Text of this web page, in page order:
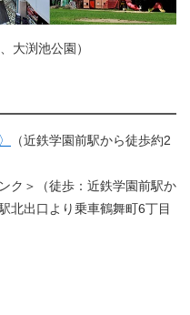
大渕池公園）
（近鉄学園前駅から徒歩約2
ク＞
（徒歩：近鉄学園前駅か
北出口より乗車鶴舞町6丁目